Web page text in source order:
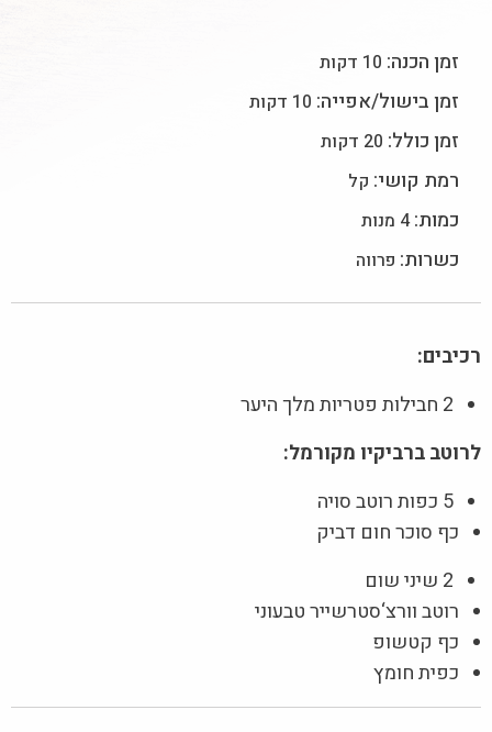
זמן הכנה: 10 דקות
זמן בישול/אפייה: 10 דקות
זמן כולל: 20 דקות
רמת קושי: קל
כמות:4 מנות
כשרות: פרווה
רכיבים:
2 חבילות פטריות מלך היער
לרוטב ברביקיו מקורמל:
5 כפות רוטב סויה
כף סוכר חום דביק
2 שיני שום
רוטב וורצ‘סטרשייר טבעוני
כף קטשופ
כפית חומץ